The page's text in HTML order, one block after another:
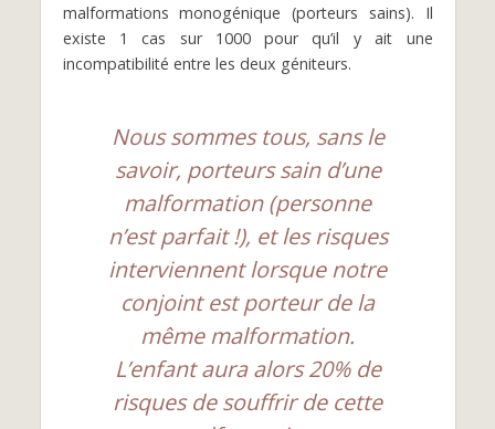
malformations monogénique (porteurs sains). Il
existe 1 cas sur 1000 pour qu’il y ait une
incompatibilité entre les deux géniteurs.
Nous sommes tous, sans le
savoir, porteurs sain d’une
malformation (personne
n’est parfait !), et les risques
interviennent lorsque notre
conjoint est porteur de la
même malformation.
L’enfant aura alors 20% de
risques de souffrir de cette